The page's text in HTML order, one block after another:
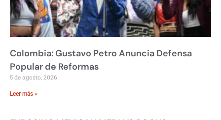
Colombia: Gustavo Petro Anuncia Defensa
Popular de Reformas
5 de agosto, 2026
Leer más »